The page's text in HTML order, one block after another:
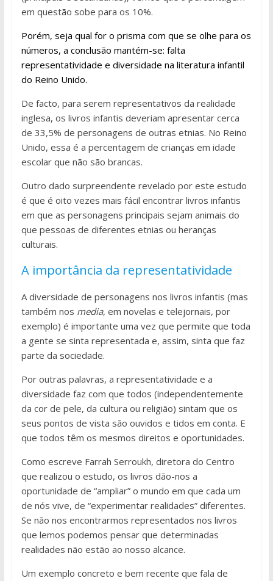
em questão sobe para os 10%.
Porém, seja qual for o prisma com que se olhe para os
números, a conclusão mantém-se: falta
representatividade e diversidade na literatura infantil
do Reino Unido.
De facto, para serem representativos da realidade
inglesa, os livros infantis deveriam apresentar cerca
de 33,5% de personagens de outras etnias. No Reino
Unido, essa é a percentagem de crianças em idade
escolar que não são brancas.
Outro dado surpreendente revelado por este estudo
é que é oito vezes mais fácil encontrar livros infantis
em que as personagens principais sejam animais do
que pessoas de diferentes etnias ou heranças
culturais.
A importância da representatividade
A diversidade de personagens nos livros infantis (mas
também nos media, em novelas e telejornais, por
exemplo) é importante uma vez que permite que toda
a gente se sinta representada e, assim, sinta que faz
parte da sociedade.
Por outras palavras, a representatividade e a
diversidade faz com que todos (independentemente
da cor de pele, da cultura ou religião) sintam que os
seus pontos de vista são ouvidos e tidos em conta. E
que todos têm os mesmos direitos e oportunidades.
Como escreve Farrah Serroukh, diretora do Centro
que realizou o estudo, os livros dão-nos a
oportunidade de “ampliar” o mundo em que cada um
de nós vive, de “experimentar realidades” diferentes.
Se não nos encontrarmos representados nos livros
que lemos podemos pensar que determinadas
realidades não estão ao nosso alcance.
Um exemplo concreto e bem recente que fala de